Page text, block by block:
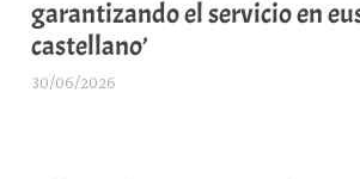
garantizando el servicio en
castellano’
30/06/2026